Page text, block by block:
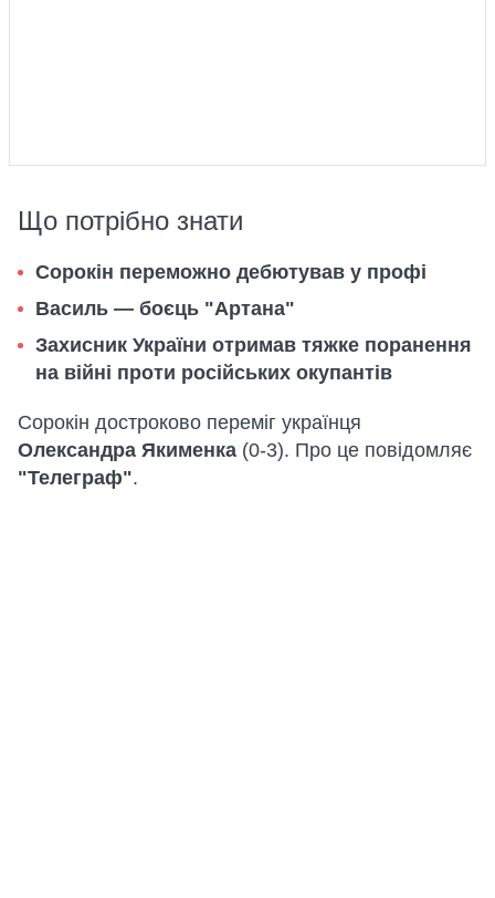
Що потрібно знати
Сорокін переможно дебютував у профі
Василь — боєць "Артана"
Захисник України отримав тяжке поранення
на війні проти російських окупантів
Сорокін достроково переміг українця
Олександра Якименка (0-3). Про це повідомляє
"Телеграф".